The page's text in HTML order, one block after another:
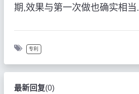
期,效果与第一次做也确实相当.
专利
最新回复(0)